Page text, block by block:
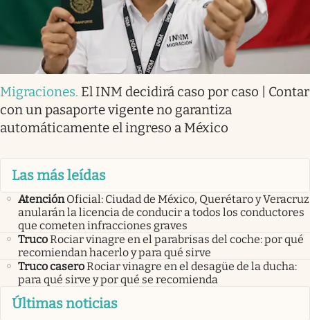
Migraciones. El INM decidirá caso por caso | Contar
con un pasaporte vigente no garantiza
automáticamente el ingreso a México
Las más leídas
Atención Oficial: Ciudad de México, Querétaro y Veracruz
anularán la licencia de conducir a todos los conductores
que cometen infracciones graves
TrucoRociar vinagre en el parabrisas del coche: por qué
recomiendan hacerlo y para qué sirve
Truco caseroRociar vinagre en el desagüe de la ducha:
para qué sirve y por qué se recomienda
Últimas noticias